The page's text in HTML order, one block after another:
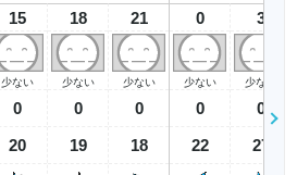
15
少ない
0
20
18
少ない
0
19
21
少ない
0
18
0
少ない
0
22
3
少ない
0
27